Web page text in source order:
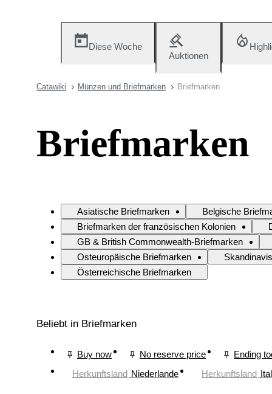
Diese Woche
Auktionen
Catawiki Münzen und Briefmarken Briefmarken
Briefmarken
Asiatische Briefmarken
Belgische
Briefmarken der französischen Kolonien
GB & British Commonwealth-Briefmarken
Osteuropäische Briefmarken
Österreichische Briefmarken
Beliebt in Briefmarken
Buy now No reserve price
Ending
Herkunftsland Niederlande Herkunftsland